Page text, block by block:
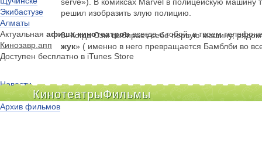
Экибастузе
Алматы
Актуальная афиша кинотеатроввсегда с тобой, в твоем телефоне
Кинозавр.апп
Доступен бесплатно в iTunes Store
КинотеатрыФильмы
Новости
Киноклубы
Архив фильмов
решил изобразить злую полицию.
3. Когда Сэм выбирает себе первую машину,
жук» ( именно в него превращается Бамблби во